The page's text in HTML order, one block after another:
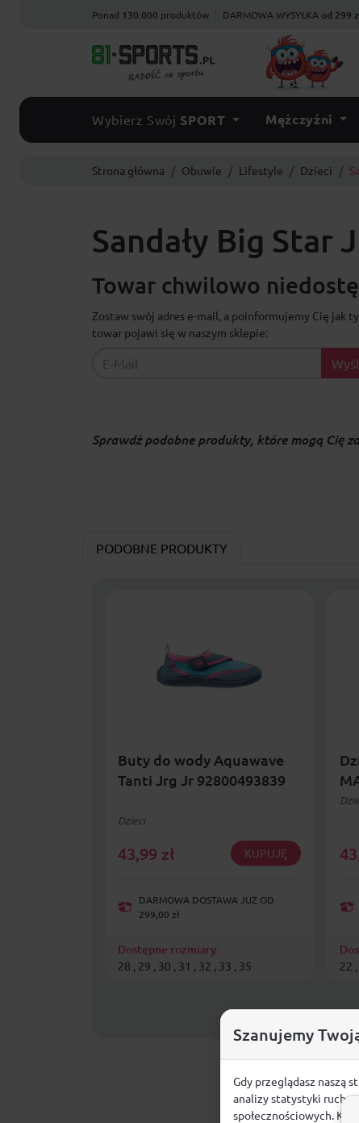
Ponad 130.000 produktów DARMOWA WYSYŁKA od 299
Wybierz Swój SPORT Mężczyźni
Strona główna Obuwie Lifestyle Dzieci
Sandały Big Star
Towar chwilowo
Zostaw swój adres e-mail, a poinformujemy Cię jak
towar pojawi się w naszym sklepie:
Sprawdź podobne produkty, które mogą Cię
PODOBNE PRODUKTY
Buty do wody Aquawave
Tanti Jrg Jr 92800493839
Dzieci
43,99 zł KUPUJĘ
DARMOWA DOSTAWA JUŻ OD
299,00 zł
Dostępne rozmiary:
28 , 29 , 30 , 31 , 32 , 33 , 35 22
Szanujemy
Gdy przeglądasz naszą
analizy statystyki ruchu
społecznościowych.